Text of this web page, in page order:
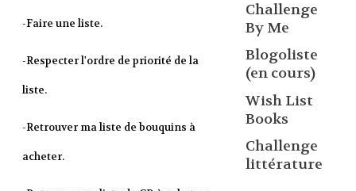
-Faire une liste.
-Respecter l'ordre de priorité de la
liste.
-Retrouver ma liste de bouquins à
acheter.
Challenge
By Me
Blogoliste
(en cours)
Wish List
Books
Challenge
littérature